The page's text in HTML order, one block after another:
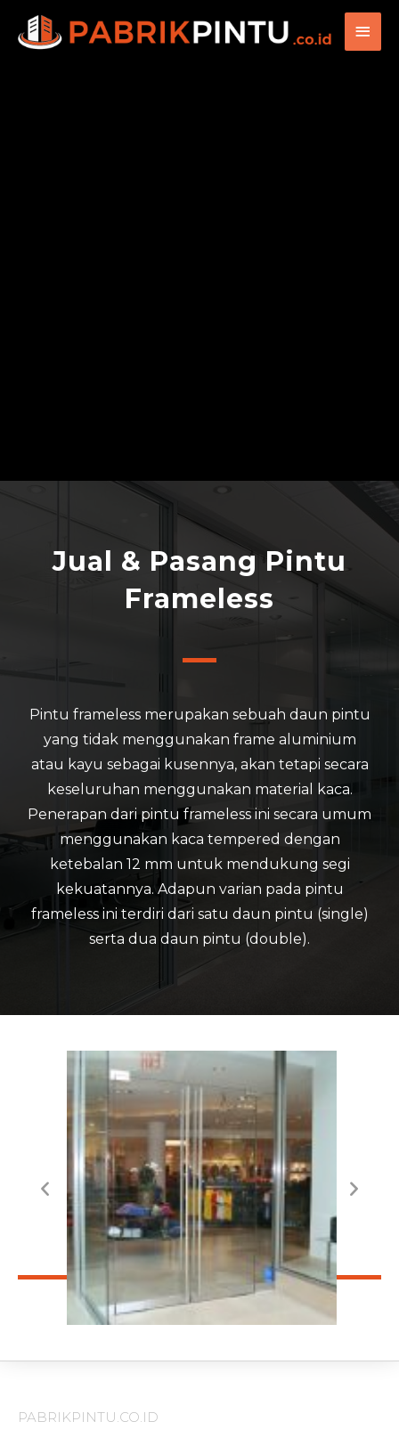
Jual & Pasang Pintu
Frameless
Pintu frameless merupakan sebuah daun pintu
yang tidak menggunakan frame aluminium
atau kayu sebagai kusennya, akan tetapi secara
keseluruhan menggunakan material kaca.
Penerapan dari pintu frameless ini secara umum
menggunakan kaca tempered dengan
ketebalan 12 mm untuk mendukung segi
kekuatannya. Adapun varian pada pintu
frameless ini terdiri dari satu daun pintu (single)
serta dua daun pintu (double).
PABRIKPINTU.CO.ID